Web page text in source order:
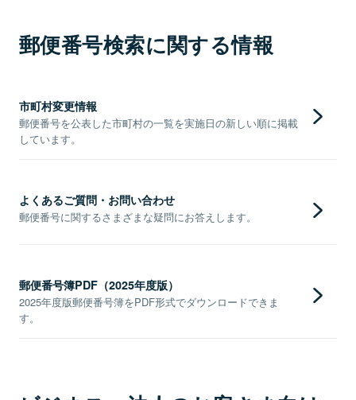
郵便番号検索に関する情報
市町村変更情報
郵便番号を公表した市町村の一覧を実施日の新しい順に掲載
しています。
よくあるご質問・お問い合わせ
郵便番号に関するさまざまな疑問にお答えします。
郵便番号簿PDF（2025年度版）
2025年度版郵便番号簿をPDF形式でダウンロードできま
す。